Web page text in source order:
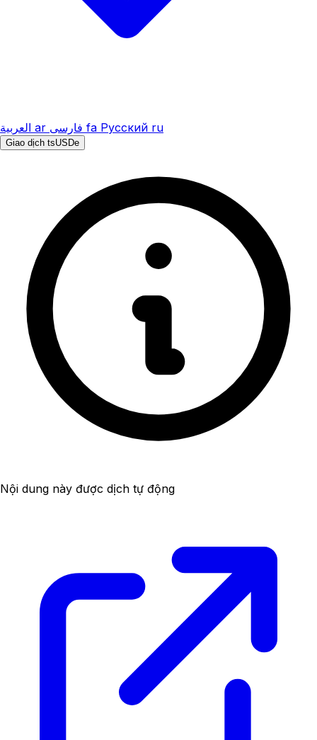
العربية ar فارسی fa Русский ru
Giao dịch tsUSDe
Nội dung này được dịch tự động